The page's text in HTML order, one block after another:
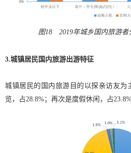
图18 2019年城乡国内旅游者
3.城镇居民国内旅游出游特征
城镇居民的国内旅游目的以探亲访友为
览，占28.8%；再次是度假休闲，占23.8%